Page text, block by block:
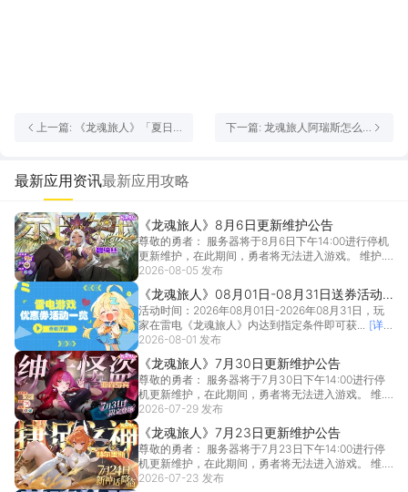
上一篇: 《龙魂旅人》「夏日
下一篇: 龙魂旅人阿瑞斯怎么
最新应用资讯最新应用攻略
《龙魂旅人》8月6日更新维护公告
尊敬的勇者： 服务器将于8月6日下午14:00进行停机
更新维护，在此期间，勇者将无法进入游戏。 维护...
[详情]
2026-08-05 发布
《龙魂旅人》08月01日-08月31日送券活动
一览
活动时间：2026年08月01日-2026年08月31日，玩
家在雷电《龙魂旅人》内达到指定条件即可获...
[详
情]
2026-08-01 发布
《龙魂旅人》7月30日更新维护公告
尊敬的勇者： 服务器将于7月30日下午14:00进行停
机更新维护，在此期间，勇者将无法进入游戏。 维...
[详情]
2026-07-29 发布
《龙魂旅人》7月23日更新维护公告
尊敬的勇者： 服务器将于7月23日下午14:00进行停
机更新维护，在此期间，勇者将无法进入游戏。 维...
[详情]
2026-07-23 发布